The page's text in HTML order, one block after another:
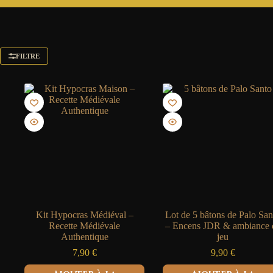
FILTRE
Kit Hypocras Médiéval –
Recette Médiévale
Authentique
7,90 €
Lot de 5 bâtons de Palo
– Encens JDR & ambiance
jeu
9,90 €